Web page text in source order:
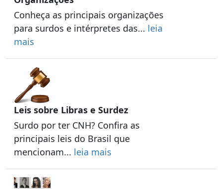
Conheça as principais organizações
para surdos e intérpretes das... leia
mais
Leis sobre Libras e Surdez
Surdo por ter CNH? Confira as
principais leis do Brasil que
mencionam... leia mais